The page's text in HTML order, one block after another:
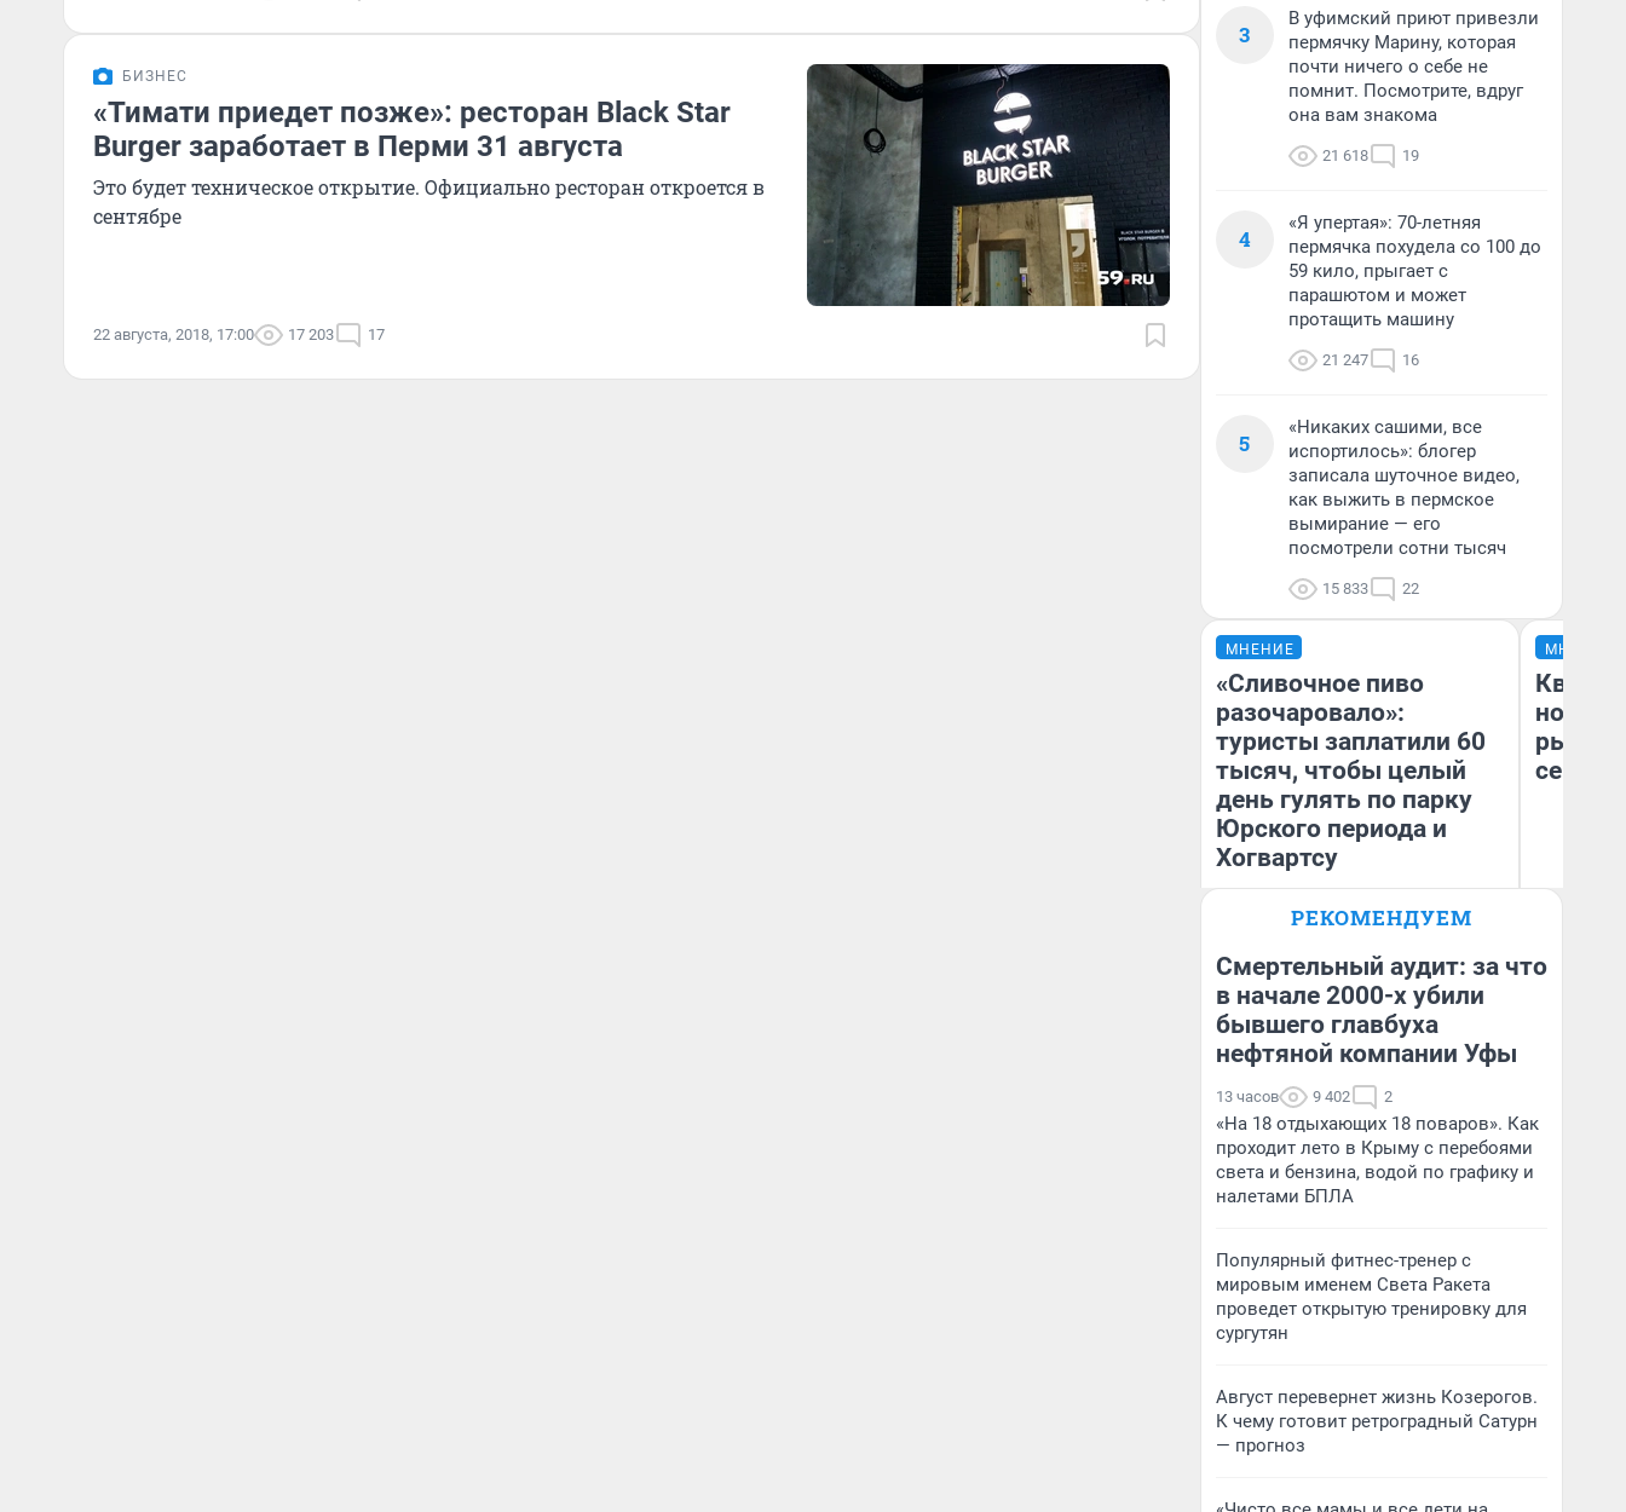
БИЗНЕС
«Тимати приедет позже»: ресторан Black Star
Burger заработает в Перми 31 августа
Это будет техническое открытие. Официально ресторан откроется в
сентябре
22 августа, 2018, 17:00 17 203 17
3
В уфимский приют привезли
пермячку Марину, которая
почти ничего о себе не
помнит. Посмотрите, вдруг
она вам знакома
21 618 19
4
«Я упертая»: 70-летняя
пермячка похудела со 100 до
59 кило, прыгает с
парашютом и может
протащить машину
21 247 16
5
«Никаких сашими, все
испортилось»: блогер
записала шуточное видео,
как выжить в пермское
вымирание — его
посмотрели сотни тысяч
15 833 22
МНЕНИЕ
«Сливочное пиво
разочаровало»:
туристы заплатили 60
тысяч, чтобы целый
день гулять по парку
Юрского периода и
Хогвартсу
МНЕНИЕ
но
рынок
РЕКОМЕНДУЕМ
Смертельный аудит: за что
в начале 2000-х убили
бывшего главбуха
нефтяной компании Уфы
13 часов 9 402 2
«На 18 отдыхающих 18 поваров». Как
проходит лето в Крыму с перебоями
света и бензина, водой по графику и
налетами БПЛА
Популярный фитнес-тренер с
мировым именем Света Ракета
проведет открытую тренировку для
сургутян
Август перевернет жизнь Козерогов.
К чему готовит ретроградный Сатурн
— прогноз